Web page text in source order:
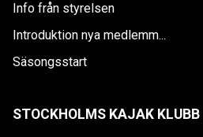
Info från styrelsen
Introduktion nya medlemm...
Säsongsstart
STOCKHOLMS KAJAK KLUBB